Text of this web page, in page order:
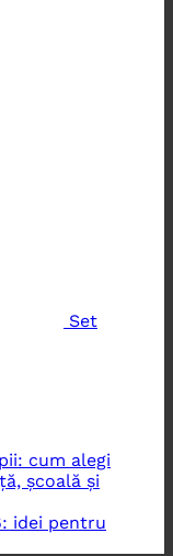
Set
cum alegi
școală și
idei pentru